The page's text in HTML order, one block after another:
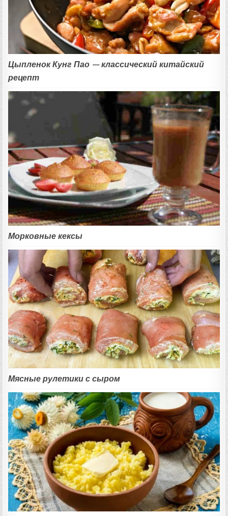
Цыпленок Кунг Пао — классический китайский
рецепт
Морковные кексы
Мясные рулетики с сыром